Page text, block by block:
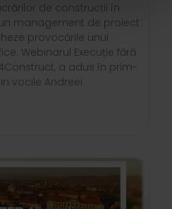
de construcții în
management de proiect
provocările unui
Webinarul Execuție fără
a adus în prim-
vocile Andreei